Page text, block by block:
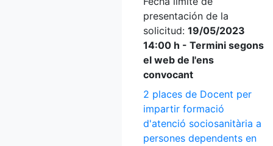
presentación de la
solicitud: 19/05/2023
14:00 h - Termini segons
el web de l'ens
convocant
2 places de Docent per
impartir formació
d'atenció sociosanitària a
persones dependents en